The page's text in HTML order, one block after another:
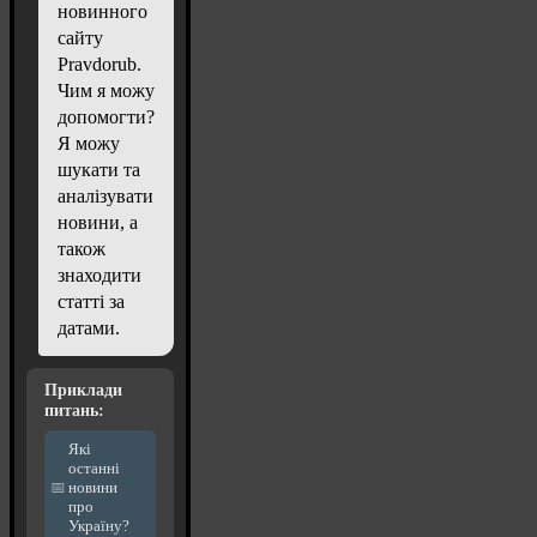
новинного
сайту
Pravdorub.
Чим я можу
допомогти?
Я можу
шукати та
аналізувати
новини, а
також
знаходити
статті за
датами.
Приклади
питань:
Які
останні
новини
про
Україну?